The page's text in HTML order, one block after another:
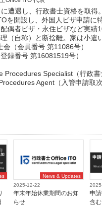
遭遇し、行政書士資格を取得。
を開設し、外国人ビザ申請に特
偶者ビザ・永住ビザなど実績
（自称）と断捨離。家は小遣
（会員番号 第11086号）
録番号 第16081519号）
Procedures Specialist（行政書
Agent（入管申請取
News & Updates
2025-12-22
年末年始休業期間のお知
らせ
申
含